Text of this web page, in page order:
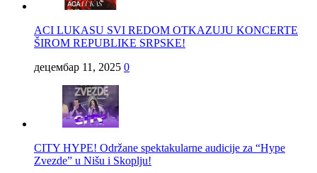
ACI LUKASU SVI REDOM OTKAZUJU KONCERTE
ŠIROM REPUBLIKE SRPSKE!
децембар 11, 2025 0
CITY HYPE! Održane spektakularne audicije za “Hype
Zvezde” u Nišu i Skoplju!